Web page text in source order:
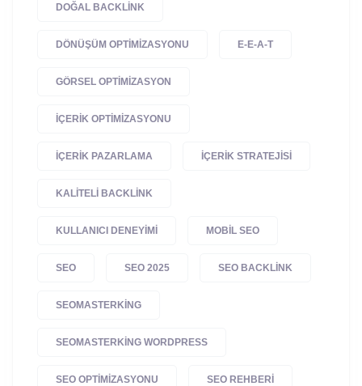
DOĞAL BACKLINK
DÖNÜŞÜM OPTIMIZASYONU E-E-A-T
GÖRSEL OPTIMIZASYON
IÇERIK OPTIMIZASYONU
IÇERIK PAZARLAMA IÇERIK STRATEJISI
KALITELI BACKLINK
KULLANICI DENEYIMI MOBIL SEO
SEO SEO 2025 SEO BACKLINK
SEOMASTERKING
SEOMASTERKING WORDPRESS
SEO OPTIMIZASYONU SEO REHBERI